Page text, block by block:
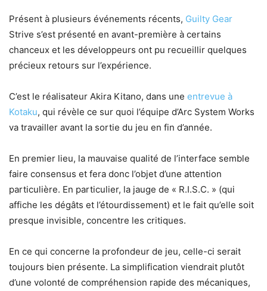
Présent à plusieurs événements récents, Guilty Gear
Strive s’est présenté en avant-première à certains
chanceux et les développeurs ont pu recueillir quelques
précieux retours sur l’expérience.
C’est le réalisateur Akira Kitano, dans une entrevue à
Kotaku, qui révèle ce sur quoi l’équipe d’Arc System Works
va travailler avant la sortie du jeu en fin d’année.
En premier lieu, la mauvaise qualité de l’interface semble
faire consensus et fera donc l’objet d’une attention
particulière. En particulier, la jauge de « R.I.S.C. » (qui
affiche les dégâts et l’étourdissement) et le fait qu’elle soit
presque invisible, concentre les critiques.
En ce qui concerne la profondeur de jeu, celle-ci serait
toujours bien présente. La simplification viendrait plutôt
d’une volonté de compréhension rapide des mécaniques,